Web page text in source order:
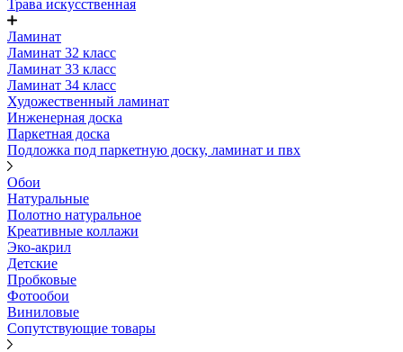
Трава искусственная
Ламинат
Ламинат 32 класс
Ламинат 33 класс
Ламинат 34 класс
Художественный ламинат
Инженерная доска
Паркетная доска
Подложка под паркетную доску, ламинат и пвх
Обои
Натуральные
Полотно натуральное
Креативные коллажи
Эко-акрил
Детские
Пробковые
Фотообои
Виниловые
Сопутствующие товары